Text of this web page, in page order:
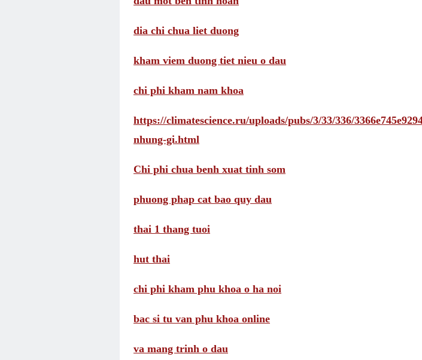
dia chi chua liet duong
kham viem duong tiet nieu o dau
chi phi kham nam khoa
https://climatescience.ru/uploads/pubs/3/33/336/
nhung-gi.html
Chi phi chua benh xuat tinh som
phuong phap cat bao quy dau
thai 1 thang tuoi
hut thai
chi phi kham phu khoa o ha noi
bac si tu van phu khoa online
va mang trinh o dau